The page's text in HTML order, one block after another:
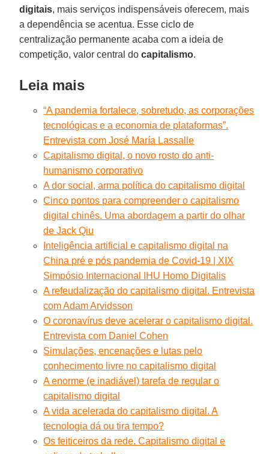
digitais, mais serviços indispensáveis oferecem, mais
a dependência se acentua. Esse ciclo de
centralização permanente acaba com a ideia de
competição, valor central docapitalismo.
Leia mais
“A pandemia fortalece, sobretudo, as corporações
tecnológicas e a economia de plataformas”.
Entrevista com José María Lassalle
Capitalismo digital, o novo rosto do anti-
humanismo corporativo
A dor social, arma política do capitalismo digital
Cinco pontos para compreender o capitalismo
digital chinês. Uma abordagem a partir do olhar
de Jack Qiu
Inteligência artificial e capitalismo digital na
China pré e pós pandemia de Covid-19 | XIX
Simpósio Internacional IHU Homo Digitalis
A refeudalização do capitalismo digital. Entrevista
com Adam Arvidsson
O coronavírus deve acelerar o capitalismo digital.
Entrevista com Daniel Cohen
Simulações, encenações e lutas pelo
conhecimento livre no capitalismo digital
A enorme (e inadiável) tarefa de regular o
capitalismo digital
A vida acelerada do capitalismo digital. A
tecnologia dá ou tira tempo?
Os feiticeiros da rede. Capitalismo digital e